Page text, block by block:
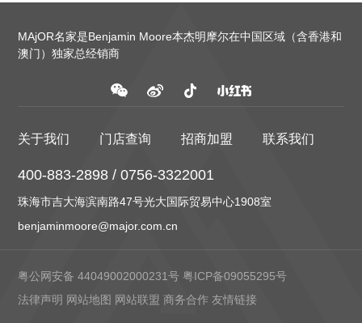
MAjOR名家是Benjamin Moore本杰明摩尔在中国区域（含香港和
澳门）独家总经销商
关于我们 门店查询 招商加盟 联系我们
400-883-2898 / 0756-3322001
珠海市吉大海滨南路47号光大国际贸易中心1908室
benjaminmoore@major.com.cn
粤公网安备 44049002000231号 粤ICP备09055295号
法律声明 网站地图 网站联盟 商务合作 友情链接